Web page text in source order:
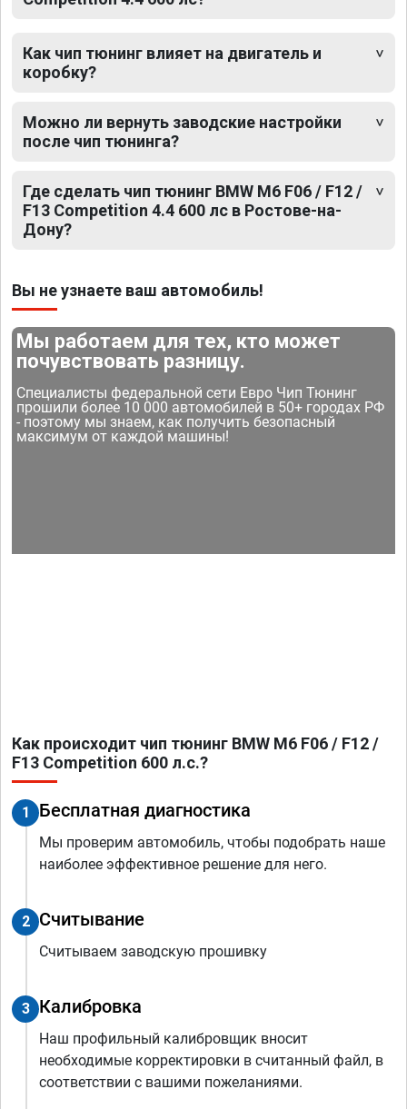
Как чип тюнинг влияет на двигатель и
коробку?
Можно ли вернуть заводские настройки
после чип тюнинга?
Где сделать чип тюнинг BMW M6 F06 / F12 /
F13 Competition 4.4 600 лс в Ростове-на-
Дону?
Вы не узнаете ваш автомобиль!
Мы работаем для тех, кто может
почувствовать разницу.
Специалисты федеральной сети Евро Чип Тюнинг
прошили более 10 000 автомобилей в 50+ городах РФ
- поэтому мы знаем, как получить безопасный
максимум от каждой машины!
Как происходит чип тюнинг BMW M6 F06 / F12 /
F13 Competition 600 л.с.?
1 Бесплатная диагностика
Мы проверим автомобиль, чтобы подобрать наше
наиболее эффективное решение для него.
2 Считывание
Считываем заводскую прошивку
3 Калибровка
Наш профильный калибровщик вносит
необходимые корректировки в считанный файл, в
соответствии с вашими пожеланиями.